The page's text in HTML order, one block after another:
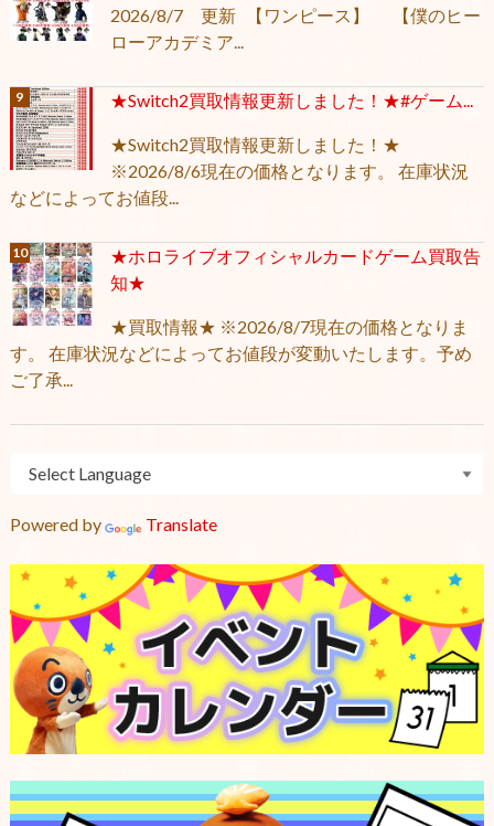
2026/8/7 更新 【ワンピース】 【僕のヒー
ローアカデミア...
★Switch2買取情報更新しました！★#ゲーム...
★Switch2買取情報更新しました！★
※2026/8/6現在の価格となります。 在庫状況
などによってお値段...
★ホロライブオフィシャルカードゲーム買取告
知★
★買取情報★ ※2026/8/7現在の価格となりま
す。 在庫状況などによってお値段が変動いたします。予め
ご了承...
Powered by Translate